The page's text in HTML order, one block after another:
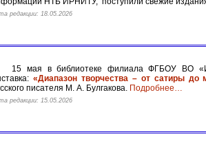
редакции: 18.05.2026
15 мая в библиотеке филиала ФГБОУ ВО
«Диапазон творчества – от сатиры до
писателя М. А. Булгакова. Подробнее…
редакции: 15.05.2026